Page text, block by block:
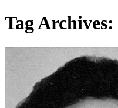
Tag